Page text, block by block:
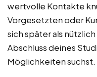
wertvolle Kontakte
Vorgesetzten oder
sich später als
Abschluss deines
Möglichkeiten suchst.